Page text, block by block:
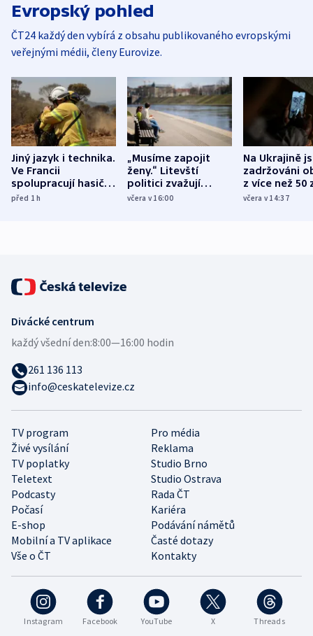
Evropský pohled
ČT24 každý den vybírá z obsahu publikovaného evropskými
veřejnými médii, členy Eurovize.
Jiný jazyk i technika.
Ve Francii
spolupracují hasiči z
různých zemí
před 1h
„Musíme zapojit
ženy.“ Litevští
politici zvažují
dohodu o
včera v 16:00
Na Ukrajině
zadržováni
z více než 50
Bojovali na
včera v 14:37
Instagram Facebook YouTube X Threads
TV program
Pro média
Živé vysílání
Reklama
TV poplatky
Studio Brno
Teletext
Studio Ostrava
Podcasty
Rada ČT
Počasí
Kariéra
E-shop
Podávání námětů
Mobilní a TV aplikace
Časté dotazy
Vše o ČT
Kontakty
Divácké centrum
každý všední den:8:00—16:00 hodin
261 136 113
info@ceskatelevize.cz